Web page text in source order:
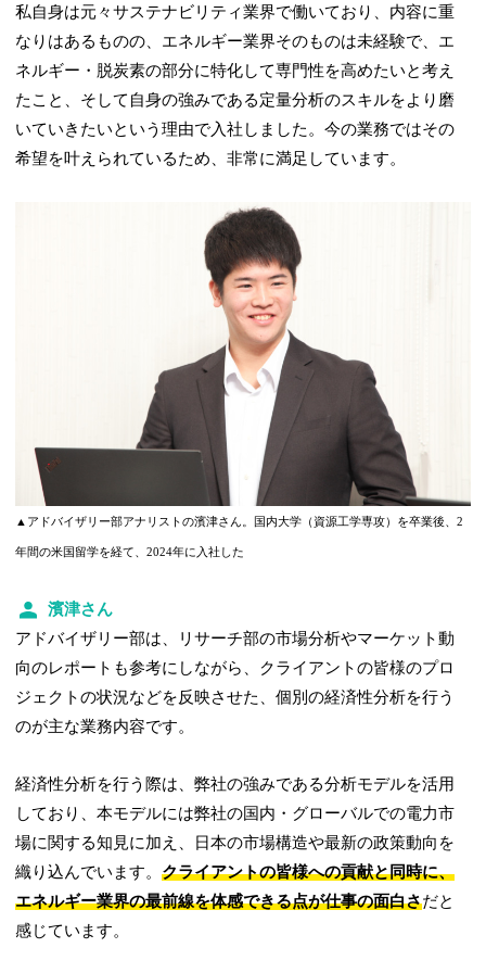
私自身は元々サステナビリティ業界で働いており、内容に重
なりはあるものの、エネルギー業界そのものは未経験で、エ
ネルギー・脱炭素の部分に特化して専門性を高めたいと考え
たこと、そして自身の強みである定量分析のスキルをより磨
いていきたいという理由で入社しました。今の業務ではその
希望を叶えられているため、非常に満足しています。
▲アドバイザリー部アナリストの濱津さん。国内大学（資源工学専攻）を卒業後、2
年間の米国留学を経て、2024年に入社した
濱津さん
アドバイザリー部は、リサーチ部の市場分析やマーケット動
向のレポートも参考にしながら、クライアントの皆様のプロ
ジェクトの状況などを反映させた、個別の経済性分析を行う
のが主な業務内容です。
経済性分析を行う際は、弊社の強みである分析モデルを活用
しており、本モデルには弊社の国内・グローバルでの電力市
場に関する知見に加え、日本の市場構造や最新の政策動向を
織り込んでいます。クライアントの皆様への貢献と同時に、
エネルギー業界の最前線を体感できる点が仕事の面白さだと
感じています。